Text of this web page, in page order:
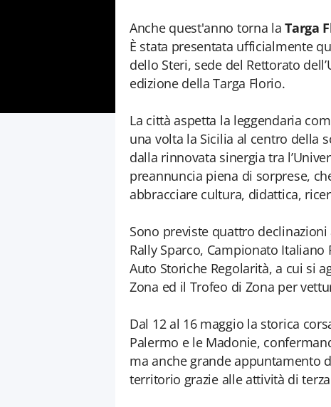
Anche quest'anno torna laTarga
È stata presentata ufficialmente
dello Steri, sede del Rettorato
edizione della Targa Florio.
La città aspetta la leggendaria
una volta la Sicilia al centro della
dalla rinnovata sinergia tra
preannuncia piena di sorprese,
abbracciare cultura, didattica,
Sono previste quattro
Rally Sparco, Campionato
Auto Storiche Regolarità, a cui si
Zona ed il Trofeo di Zona per
Dal 12 al 16 maggio la storica
Palermo e le Madonie,
ma anche grande appuntamento
territorio grazie alle attività di